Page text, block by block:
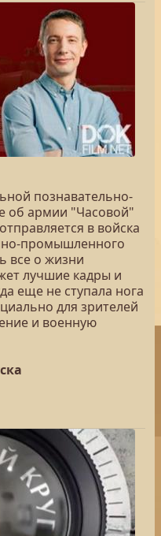
познавательно-
об армии "Часовой"
в войска
промышленного
все о жизни
лучшие кадры и
еще не ступала нога
для зрителей
и военную